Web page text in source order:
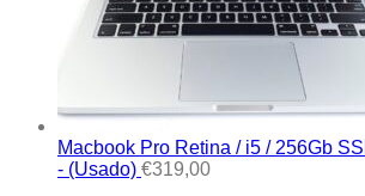
Macbook Pro Retina / i5 / 256Gb
- (Usado) €319,00